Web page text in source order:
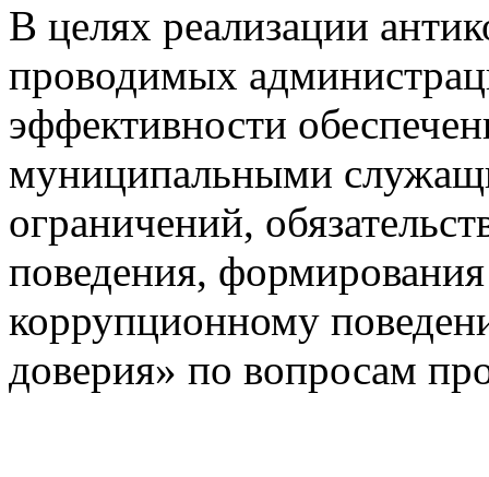
В целях реализации
проводимых
эффективности
муниципальными
ограничений,
поведения,
коррупционному
доверия» по вопросам